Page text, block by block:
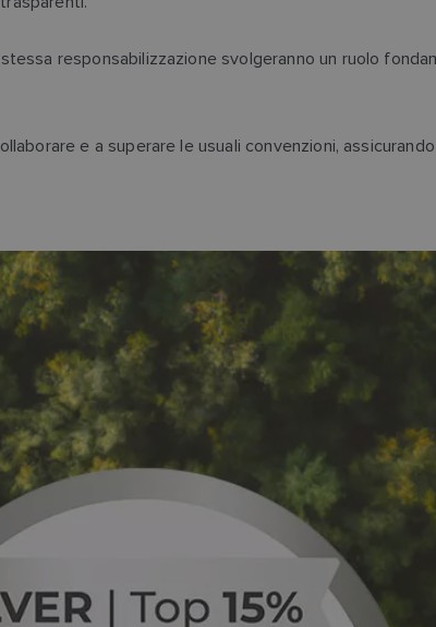
responsabilizzazione svolgeranno un ruolo
e a superare le usuali convenzioni,